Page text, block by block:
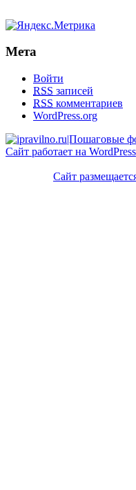
Мета
Войти
RSS записей
RSS комментариев
WordPress.org
Сайт работает на WordPress
Сайт